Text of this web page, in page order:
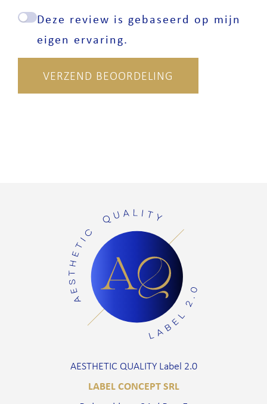
Deze review is gebaseerd op mijn
eigen ervaring.
VERZEND BEOORDELING
AESTHETIC QUALITY Label 2.0
LABEL CONCEPT SRL